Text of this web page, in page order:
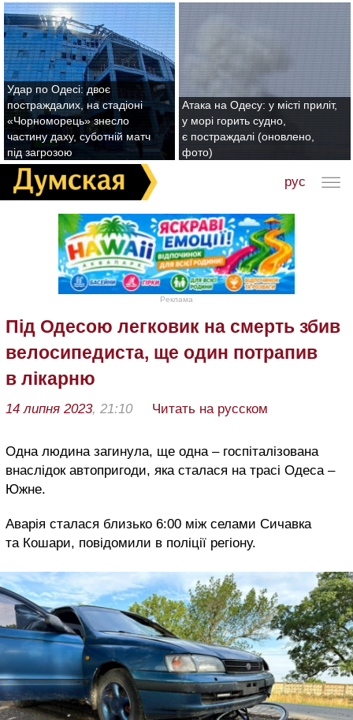
Удар по Одесі: двоє
постраждалих, на стадіоні
«Чорноморець» знесло
частину даху, суботній матч
під загрозою
Атака на Одесу: у місті приліт,
у морі горить судно,
є постраждалі (оновлено,
фото)
рус
Реклама
Під Одесою легковик на смерть збив
велосипедиста, ще один потрапив
в лікарню
14 липня 2023, 21:10 Читать на русском
Одна людина загинула, ще одна – госпіталізована
внаслідок автопригоди, яка сталася на трасі Одеса –
Южне.
Аварія сталася близько 6:00 між селами Сичавка
та Кошари, повідомили в поліції регіону.